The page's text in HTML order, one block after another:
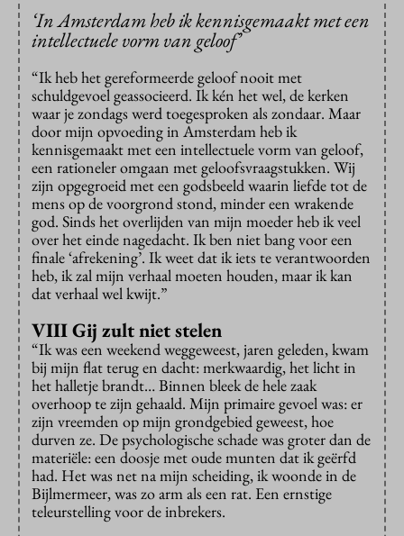
‘In Amsterdam heb ik kennisgemaakt met een
intellectuele vorm van geloof’
“Ik heb het gereformeerde geloof nooit met
schuldgevoel geassocieerd. Ik kén het wel, de kerken
waar je zondags werd toegesproken als zondaar. Maar
door mijn opvoeding in Amsterdam heb ik
kennisgemaakt met een intellectuele vorm van geloof,
een rationeler omgaan met geloofsvraagstukken. Wij
zijn opgegroeid met een godsbeeld waarin liefde tot de
mens op de voorgrond stond, minder een wrakende
god. Sinds het overlijden van mijn moeder heb ik veel
over het einde nagedacht. Ik ben niet bang voor een
finale ‘afrekening’. Ik weet dat ik iets te verantwoorden
heb, ik zal mijn verhaal moeten houden, maar ik kan
dat verhaal wel kwijt.”
VIII Gij zult niet stelen
“Ik was een weekend weggeweest, jaren geleden, kwam
bij mijn flat terug en dacht: merkwaardig, het licht in
het halletje brandt… Binnen bleek de hele zaak
overhoop te zijn gehaald. Mijn primaire gevoel was: er
zijn vreemden op mijn grondgebied geweest, hoe
durven ze. De psychologische schade was groter dan de
materiële: een doosje met oude munten dat ik geërfd
had. Het was net na mijn scheiding, ik woonde in de
Bijlmermeer, was zo arm als een rat. Een ernstige
teleurstelling voor de inbrekers.